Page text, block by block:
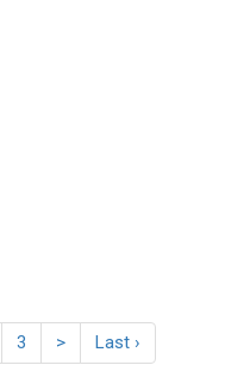
3 > Last ›